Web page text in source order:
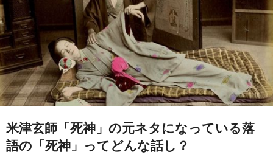
米津玄師「死神」の元ネタになっている落
語の「死神」ってどんな話し？